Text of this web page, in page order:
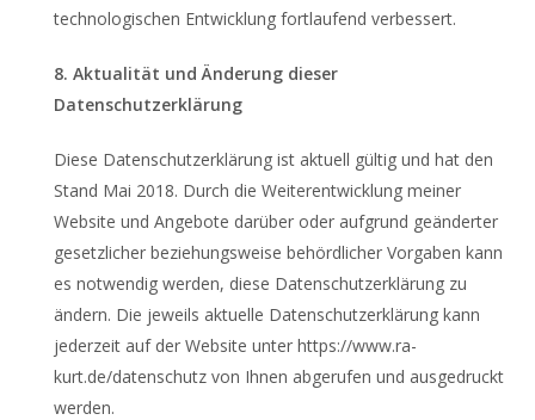
technologischen Entwicklung fortlaufend verbessert.
8. Aktualität und Änderung dieser
Datenschutzerklärung
Diese Datenschutzerklärung ist aktuell gültig und hat den
Stand Mai 2018. Durch die Weiterentwicklung meiner
Website und Angebote darüber oder aufgrund geänderter
gesetzlicher beziehungsweise behördlicher Vorgaben kann
es notwendig werden, diese Datenschutzerklärung zu
ändern. Die jeweils aktuelle Datenschutzerklärung kann
jederzeit auf der Website unter https://www.ra-
kurt.de/datenschutz von Ihnen abgerufen und ausgedruckt
werden.